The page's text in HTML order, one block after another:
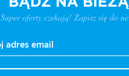
Super oferty czekają! Zapisz się do